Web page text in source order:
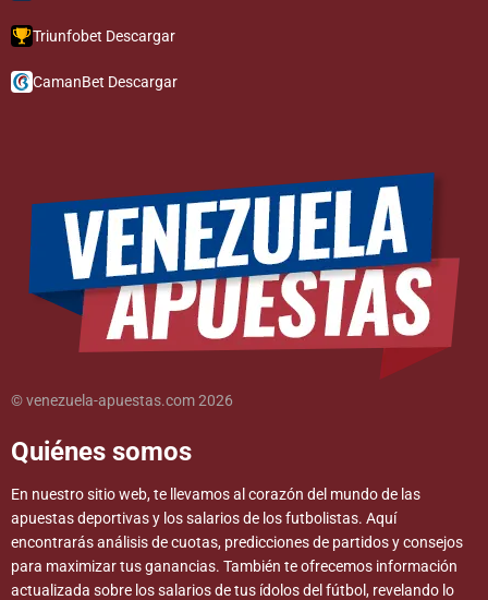
Triunfobet Descargar
CamanBet Descargar
© venezuela-apuestas.com 2026
Quiénes somos
En nuestro sitio web, te llevamos al corazón del mundo de las
apuestas deportivas y los salarios de los futbolistas. Aquí
encontrarás análisis de cuotas, predicciones de partidos y consejos
para maximizar tus ganancias. También te ofrecemos información
actualizada sobre los salarios de tus ídolos del fútbol, revelando lo